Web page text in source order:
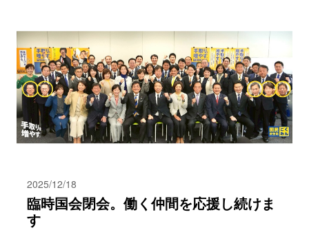
2025/12/18
臨時国会閉会。働く仲間を応援し続けま
す